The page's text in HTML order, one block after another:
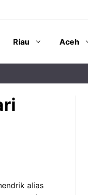
Riau Aceh
alias